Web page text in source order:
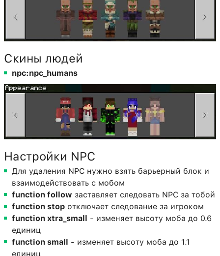
Скины людей
npc:npc_humans
Настройки NPC
Для удаления NPC нужно взять барьерный блок и
взаимодействовать с мобом
function follow заставляет следовать NPC за тобой
function stop отключает следование за игроком
function xtra_small - изменяет высоту моба до 0.6
единиц
function small - изменяет высоту моба до 1.1
единиц